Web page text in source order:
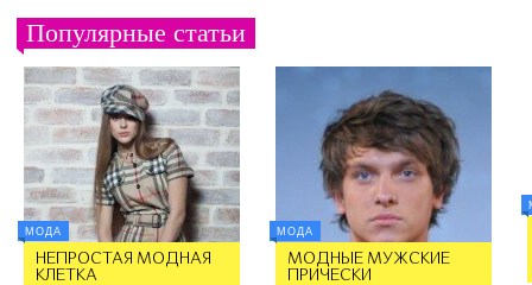
Популярные статьи
МОДА
НЕПРОСТАЯ МОДНАЯ
КЛЕТКА
МОДА
МОДНЫЕ МУЖСКИЕ
ПРИЧЕСКИ